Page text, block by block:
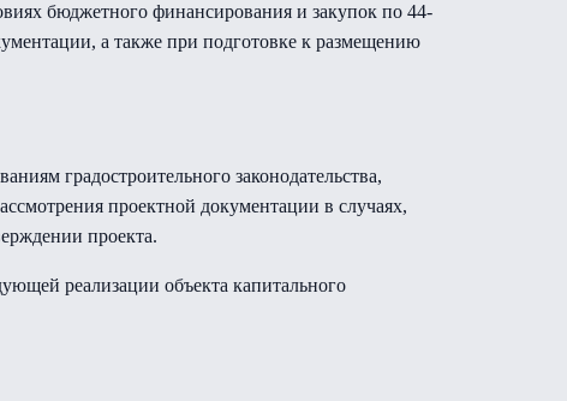
бюджетного финансирования и закупок по 44-
а также при подготовке к размещению
градостроительного законодательства,
проектной документации в случаях,
проекта.
реализации объекта капитального